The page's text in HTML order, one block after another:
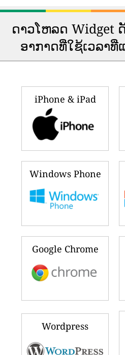
ດາວ​ໂຫລດ Widget
ອາ​ກາດ​ທີ່​ໃຊ້​ເວ​ລາ​ທີ່​
iPhone & iPad
Windows Phone
Google Chrome
Wordpress